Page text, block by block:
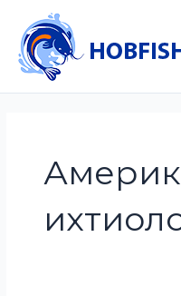
содержимому